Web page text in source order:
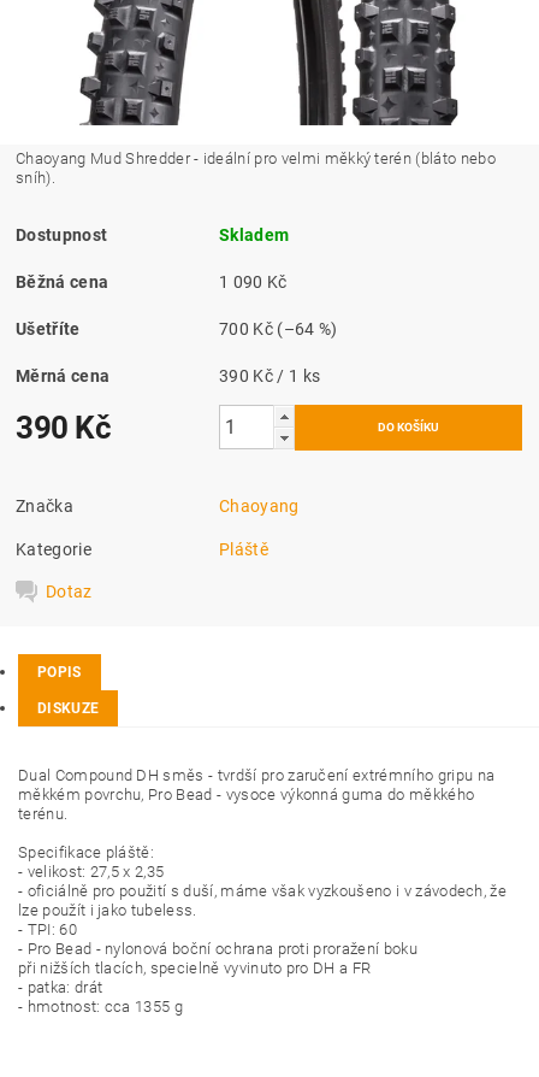
Chaoyang Mud Shredder - ideální pro velmi měkký terén (bláto nebo
sníh).
Dostupnost Skladem
Běžná cena 1 090 Kč
Ušetříte 700 Kč (–64 %)
Měrná cena 390 Kč / 1 ks
390 Kč
Značka Chaoyang
Kategorie Pláště
Dotaz
POPIS
DISKUZE
Dual Compound DH směs - tvrdší pro zaručení extrémního gripu na
měkkém povrchu, Pro Bead - vysoce výkonná guma do měkkého
terénu.
Specifikace pláště:
- velikost: 27,5 x 2,35
- oficiálně pro použití s duší, máme však vyzkoušeno i v závodech, že
lze použít i jako tubeless.
- TPI: 60
- Pro Bead - nylonová boční ochrana proti proražení boku
při nižších tlacích, specielně vyvinuto pro DH a FR
- patka: drát
- hmotnost: cca 1355 g